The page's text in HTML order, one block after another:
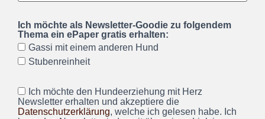
Ich möchte als Newsletter-Goodie zu folgendem
Thema ein ePaper gratis erhalten:
Gassi mit einem anderen Hund
Stubenreinheit
Ich möchte den Hundeerziehung mit Herz
Newsletter erhalten und akzeptiere die
Datenschutzerklärung, welche ich gelesen habe. Ich